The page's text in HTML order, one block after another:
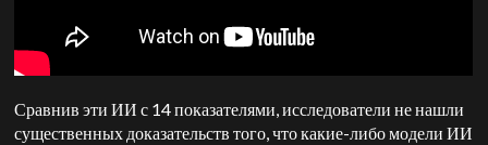
Сравнив эти ИИ с 14 показателями, исследователи не нашли
существенных доказательств того, что какие-либо модели ИИ